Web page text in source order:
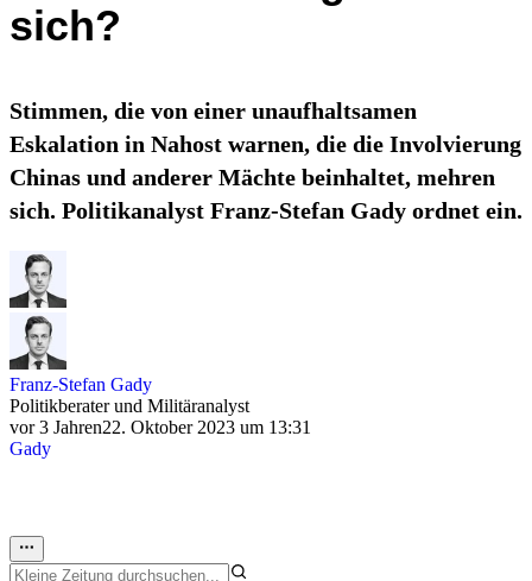
sich?
Stimmen, die von einer unaufhaltsamen
Eskalation in Nahost warnen, die die Involvierung
Chinas und anderer Mächte beinhaltet, mehren
sich. Politikanalyst Franz-Stefan Gady ordnet ein.
Franz-Stefan Gady
Politikberater und Militäranalyst
vor 3 Jahren22. Oktober 2023 um 13:31
Gady